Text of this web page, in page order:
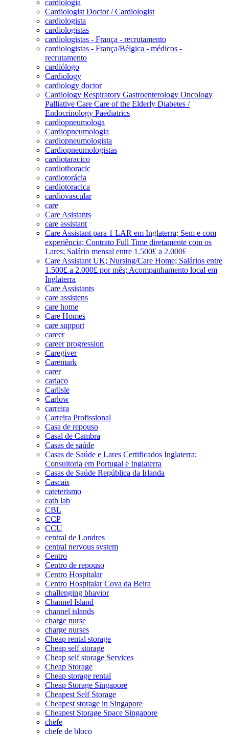
cardiologia
Cardiologist Doctor / Cardiologist
cardiologista
cardiologistas
cardiologistas - França - recrutamento
cardiologistas - França/Bélgica - médicos -
recrutamento
cardiólogo
Cardiology
cardiology doctor
Cardiology Respiratory Gastroenterology Oncology
Palliative Care Care of the Elderly Diabetes /
Endocrinology Paediatrics
cardiopneumologa
Cardiopneumologia
cardiopneumologista
Cardiopneumologistas
cardiotaracico
cardiothoracic
cardiotorácia
cardiotoracica
cardiovascular
care
Care Asistants
care assistant
Care Assistant para 1 LAR em Inglaterra; Sem e com
experiência; Contrato Full Time diretamente com os
Lares; Salário mensal entre 1.500£ a 2.000£
Care Assistant UK; Nursing/Care Home; Salários entre
1.500£ a 2.000£ por mês; Acompanhamento local em
Inglaterra
Care Assistants
care assistens
care home
Care Homes
care support
career
career progression
Caregiver
Caremark
carer
cariaco
Carlisle
Carlow
carreira
Carreira Profissional
Casa de repouso
Casal de Cambra
Casas de saúde
Casas de Saúde e Lares Certificados Inglaterra;
Consultoria em Portugal e Inglaterra
Casas de Saúde República da Irlanda
Cascais
cateterismo
cath lab
CBL
CCP
CCU
central de Londres
central nervous system
Centro
Centro de repouso
Centro Hospitalar
Centro Hospitalar Cova da Beira
challenging bhavior
Channel Island
channel islands
charge nurse
charge nurses
Cheap rental storage
Cheap self storage
Cheap self storage Services
Cheap Storage
Cheap storage rental
Cheap Storage Singapore
Cheapest Self Storage
Cheapest storage in Singapore
Cheapest Storage Space Singapore
chefe
chefe de bloco